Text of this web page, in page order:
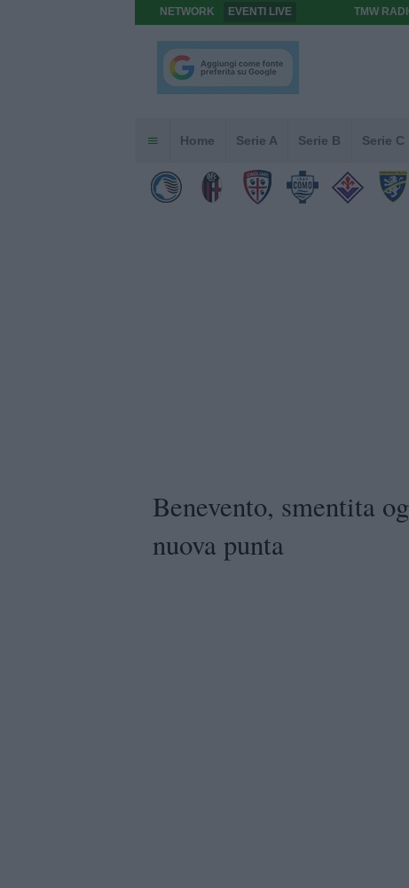
NETWORK EVENTI LIVE TMW
Home Serie A Serie B Serie C
Benevento, smentita
nuova punta